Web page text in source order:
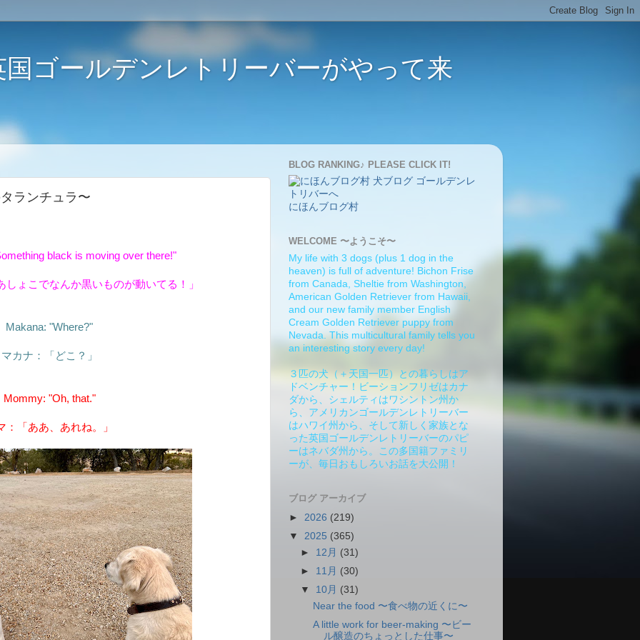
ゴールデンレトリーバーがやって来
ランチュラ〜
black is moving over there!"
ょこでなんか黒いものが動いてる！」
Makana: "Where?"
マカナ：「どこ？」
Mommy: "Oh, that."
：「ああ、あれね。」
BLOG RANKING♪ PLEASE CLICK IT!
にほんブログ村
WELCOME 〜ようこそ〜
My life with 3 dogs (plus 1 dog in the
heaven) is full of adventure! Bichon Frise
from Canada, Sheltie from Washington,
American Golden Retriever from Hawaii,
and our new family member English
Cream Golden Retriever puppy from
Nevada. This multicultural family tells you
an interesting story every day!
３匹の犬（＋天国一匹）との暮らしはア
ドベンチャー！ビーションフリゼはカナ
ダから、シェルティはワシントン州か
ら、アメリカンゴールデンレトリーバー
はハワイ州から、そして新しく家族とな
った英国ゴールデンレトリーバーのパピ
ーはネバダ州から。この多国籍ファミリ
ーが、毎日おもしろいお話を大公開！
ブログ アーカイブ
► 2026 (219)
▼ 2025 (365)
► 12月 (31)
► 11月 (30)
▼ 10月 (31)
Near the food 〜食べ物の近くに〜
A little work for beer-making 〜ビー
ル醸造のちょっとした仕事〜